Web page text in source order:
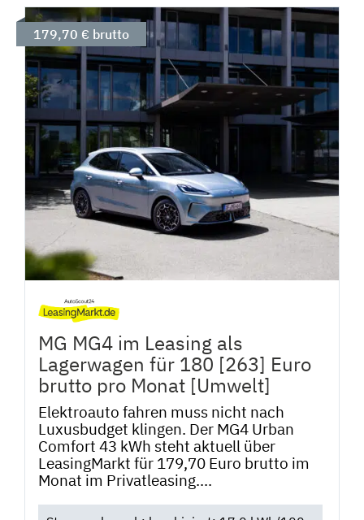
MG MG4 im Leasing als
Lagerwagen für 180 [263] Euro
brutto pro Monat [Umwelt]
Elektroauto fahren muss nicht nach
Luxusbudget klingen. Der MG4 Urban
Comfort 43 kWh steht aktuell über
LeasingMarkt für 179,70 Euro brutto im
Monat im Privatleasing....
179,70 € brutto